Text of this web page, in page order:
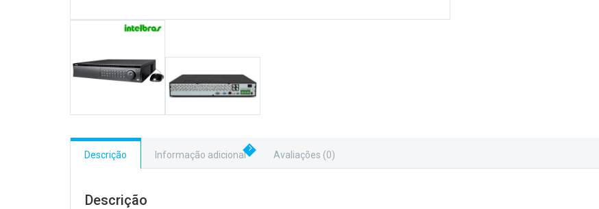
Descrição Informação adicional Avaliações (0)
Descrição